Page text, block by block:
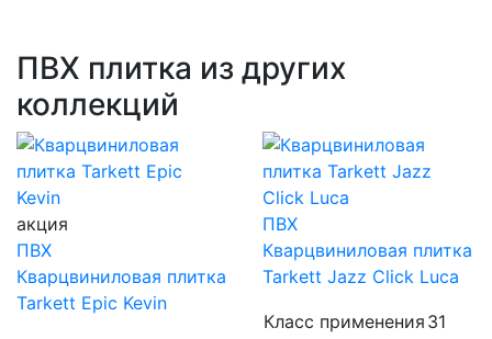
ПВХ плитка из других
коллекций
акция
ПВХ
Кварцвиниловая плитка
Tarkett Epic Kevin
ПВХ
Кварцвиниловая плитка
Tarkett Jazz Click Luca
Класс применения 31